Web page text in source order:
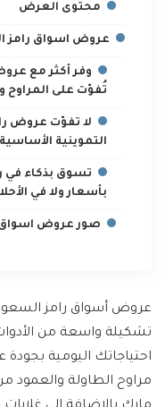
محتوى العرض
عروض اسواق رامز
وفر أكثر مع
تُفوّت على المراوح
لا تفوّت عروض
التموينية الأساسية
تسوق بذكاء في
بأسعار ولا في
صور عروض اسواق
تشكيلة واسعة من الأدوات
احتياجاتك اليومية